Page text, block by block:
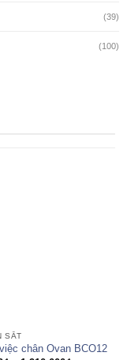
(39)
(100)
SẮT
chân Ovan BCO12